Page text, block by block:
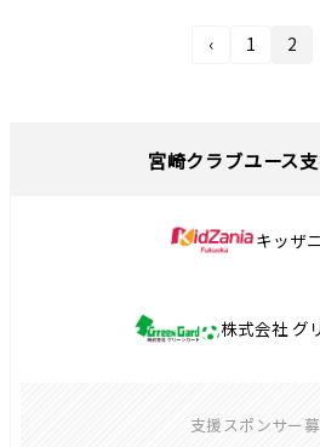
‹ 1 2
宮崎クラブユース
キッザ
株式会社 グ
支援スポンサー